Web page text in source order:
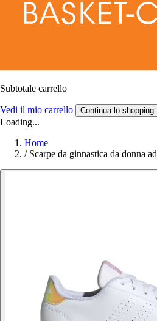
Subtotale carrello
Vedi il mio carrello Continua lo shopping
Loading...
Home
/ Scarpe da ginnastica da donna